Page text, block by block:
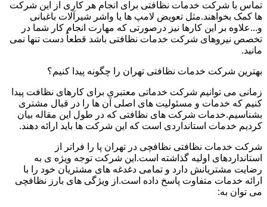
تماس با شرکت خدمات نظافتی برای انجام هر کاری از این شرکت
ها کمک بخواهند.مثل تعویض لامپ ها یا واشر شیرآلات باغبانی
و...علاوه بر این کارها نیز درصورتی که مهارت انجام کار شما در
تخصص نیروهای شرکت خدمات نظافتی باشد قطعاً دست تنها نمی
مانید.
بهترین شرکت خدمات نظافتی تهران را چگونه پیدا کنیم؟
زمانی می توانیم شرکت خدماتی معتبری برای کارهای نظافت پیدا
کنیم که خدمات و مسئولیت های اصلی آن ها را در قبال مشتری
بشناسیم.خدمات شرکت های نظافتی که در طول این مقاله بیان
کردیم خدمات استانداردی است که این شرکت ها باید ارائه دهند.
شرکت خدمات نظافتی نظافچی در تهران پا را فراتر از
استانداردهای اولیه گذاشته است.این شرکت توجه ویژه ی به
رضایت مشتریانش دارد و تمامی دغدغه های مشتریان خود را با
ارائه خدمات متفاوت پاسخ داده است.از ویژگی های بارز نظافچی
می توان به: